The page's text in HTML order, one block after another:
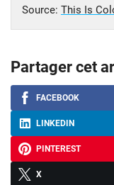
Source: This Is
Partager cet
FACEBOOK
LINKEDIN
PINTEREST
X